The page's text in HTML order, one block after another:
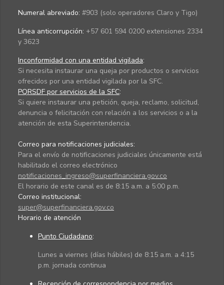
Numeral abreviado: #903 (solo operadores Claro y Tigo)
Línea anticorrupción: +57 601 594 0200 extensiones 2334
y 3623
Inconformidad con una entidad vigilada:
Si necesita instaurar una queja por productos o servicios
ofrecidos por una entidad vigilada por la SFC.
PQRSDF por servicios de la SFC:
Si quiere instaurar una petición, queja, reclamo, solicitud,
denuncia o felicitación con relación a los servicios o a la
atención de esta Superintendencia.
Correo para notificaciones judiciales:
Para el envío de notificaciones judiciales únicamente está
habilitado el correo electrónico
notificaciones_ingreso@superfinanciera.gov.co
El horario de este canal es de 8:15 a.m. a 5:00 p.m.
Correo institucional:
super@superfinanciera.gov.co
Horario de atención
Punto Ciudadano:
Lunes a viernes (días hábiles) de 8:15 a.m. a 4:15
p.m. jornada continua